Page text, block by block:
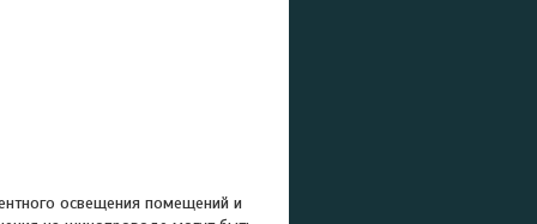
освещения помещений и